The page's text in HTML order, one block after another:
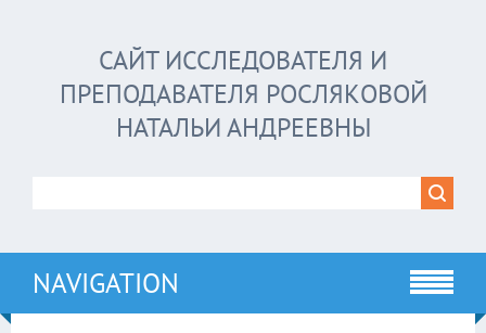
САЙТ ИССЛЕДОВАТЕЛЯ И
ПРЕПОДАВАТЕЛЯ РОСЛЯКОВОЙ
НАТАЛЬИ АНДРЕЕВНЫ
NAVIGATION